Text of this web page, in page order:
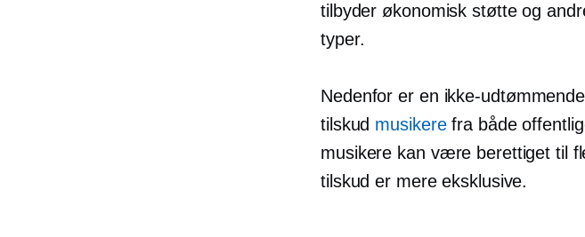
tilbyder økonomisk støtte og
typer.
Nedenfor er en ikke-udtømmende
tilskud musikerefra både
musikere kan være berettiget til
tilskud er mere eksklusive.